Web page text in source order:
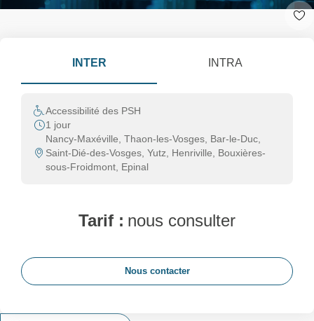
INTER INTRA
Accessibilité des PSH
1 jour
Nancy-Maxéville, Thaon-les-Vosges, Bar-le-Duc,
Saint-Dié-des-Vosges, Yutz, Henriville, Bouxières-
sous-Froidmont, Epinal
Tarif : nous consulter
Nous contacter